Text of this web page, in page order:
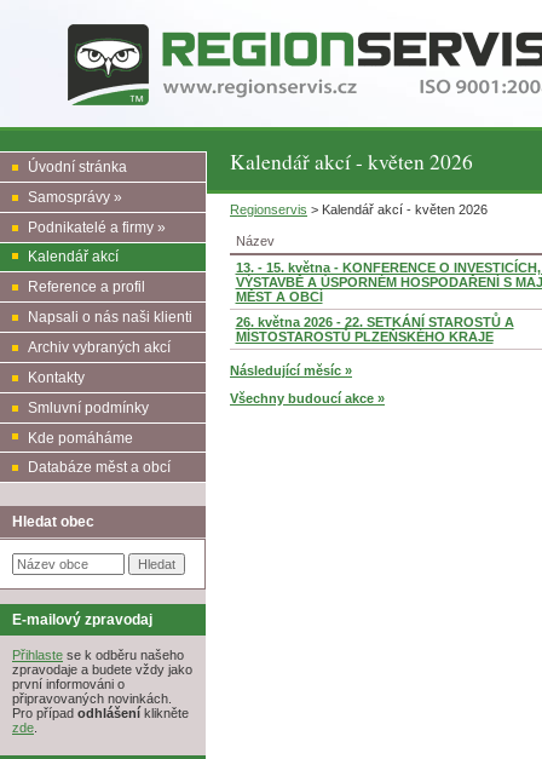
Kalendář akcí - květen 2026
Úvodní stránka
Samosprávy »
Podnikatelé a firmy »
Kalendář akcí
Reference a profil
Napsali o nás naši klienti
Archiv vybraných akcí
Kontakty
Smluvní podmínky
Kde pomáháme
Databáze měst a obcí
Hledat obec
E-mailový zpravodaj
Přihlaste se k odběru našeho
zpravodaje a budete vždy jako
první informováni o
připravovaných novinkách.
Pro případ odhlášení klikněte
zde.
Regionservis > Kalendář akcí - květen 2026
Název
13. - 15. května - KONFERENCE O
VÝSTAVBĚ A ÚSPORNÉM HOSPODAŘENÍ S
MĚST A OBCÍ
26. května 2026 - 22. SETKÁNÍ STAROSTŮ A
MÍSTOSTAROSTŮ PLZEŇSKÉHO KRAJE
Následující měsíc »
Všechny budoucí akce »